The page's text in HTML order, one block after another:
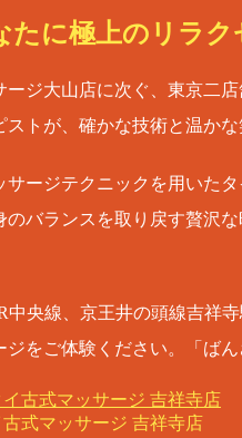
たに極上のリラ
ージ大山店に次ぐ、東京二
トが、確かな技術と温か
サージテクニックを用いた
のバランスを取り戻す贅沢
中央線、京王井の頭線吉祥
をご体験ください。「ば
式マッサージ 吉祥寺店